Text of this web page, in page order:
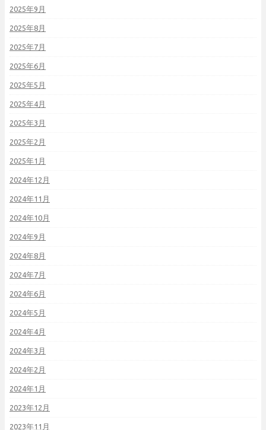
2025年9月
2025年8月
2025年7月
2025年6月
2025年5月
2025年4月
2025年3月
2025年2月
2025年1月
2024年12月
2024年11月
2024年10月
2024年9月
2024年8月
2024年7月
2024年6月
2024年5月
2024年4月
2024年3月
2024年2月
2024年1月
2023年12月
2023年11月